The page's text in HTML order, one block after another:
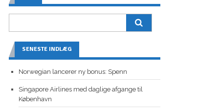
SENESTE INDLÆG
Norwegian lancerer ny bonus: Spenn
Singapore Airlines med daglige afgange til
København